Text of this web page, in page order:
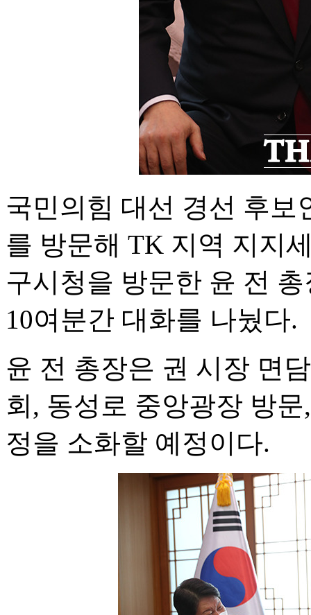
국민의힘 대선 경선 후보
를 방문해 TK 지역 지지
구시청을 방문한 윤 전
10여분간 대화를 나눴다.
윤 전 총장은 권 시장 면
회, 동성로 중앙광장 방
정을 소화할 예정이다.